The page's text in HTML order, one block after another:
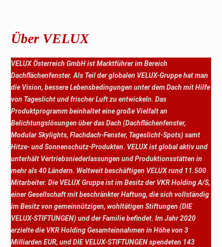
Über VELUX
VELUX Österreich GmbH ist Marktführer im Bereich
Dachflächenfenster. Als Teil der globalen VELUX-Gruppe hat man
die Vision, bessere Lebensbedingungen unter dem Dach mit Hilfe
von Tageslicht und frischer Luft zu entwickeln. Das
Produktprogramm beinhaltet eine große Vielfalt an
Belichtungslösungen über das Dach (Dachflächenfenster,
Modular Skylights, Flachdach-Fenster, Tageslicht-Spots) samt
Hitze- und Sonnenschutz-Produkten. VELUX ist global aktiv und
unterhält Vertriebsniederlassungen und Produktionsstätten in
mehr als 40 Ländern. Weltweit beschäftigen VELUX rund 11.500
Mitarbeiter. Die VELUX Gruppe ist im Besitz der VKR Holding A/S,
einer Gesellschaft mit beschränkter Haftung, die sich vollständig
im Besitz von gemeinnützigen, wohltätigen Stiftungen (DIE
VELUX-STIFTUNGEN) und der Familie befindet. Im Jahr 2020
erzielte die VKR Holding Gesamteinnahmen in Höhe von 3
Milliarden EUR, und DIE VELUX-STIFTUNGEN spendeten 143